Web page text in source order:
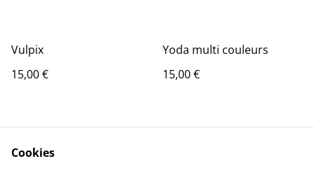
Vulpix
15,00 €
Yoda multi couleurs
15,00 €
Cookies